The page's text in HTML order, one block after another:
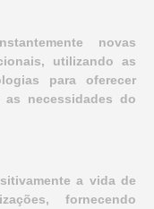
novas
utilizando as
para oferecer
necessidades do
a vida de
fornecendo